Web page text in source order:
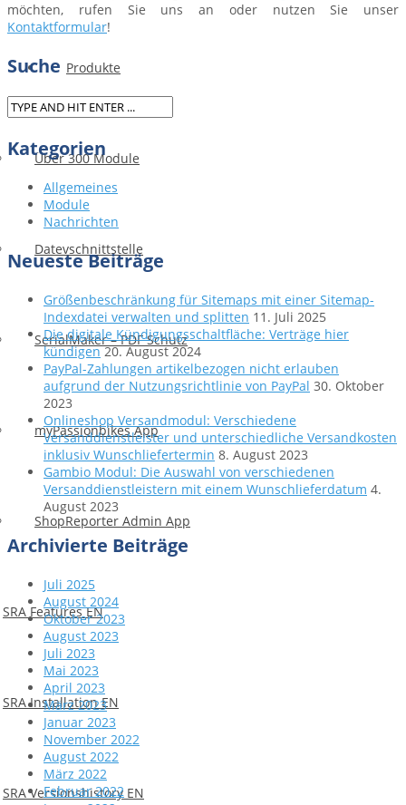
Produkte
Über 300 Module
Datevschnittstelle
SerialMaker – PDF Schutz
myPassionbikes App
ShopReporter Admin App
SRA Features EN
SRA Installation EN
SRA Versionshistory EN
möchten, rufen Sie uns an oder nutzen Sie unser
Kontaktformular!
Suche
Kategorien
Allgemeines
Module
Nachrichten
Neueste Beiträge
Größenbeschränkung für Sitemaps mit einer Sitemap-
Indexdatei verwalten und splitten 11. Juli 2025
Die digitale Kündigungsschaltfläche: Verträge hier
kündigen 20. August 2024
PayPal-Zahlungen artikelbezogen nicht erlauben
aufgrund der Nutzungsrichtlinie von PayPal 30. Oktober
2023
Onlineshop Versandmodul: Verschiedene
Versanddienstleister und unterschiedliche Versandkosten
inklusiv Wunschliefertermin 8. August 2023
Gambio Modul: Die Auswahl von verschiedenen
Versanddienstleistern mit einem Wunschlieferdatum 4.
August 2023
Archivierte Beiträge
Juli 2025
August 2024
Oktober 2023
August 2023
Juli 2023
Mai 2023
April 2023
März 2023
Januar 2023
November 2022
August 2022
März 2022
Februar 2022